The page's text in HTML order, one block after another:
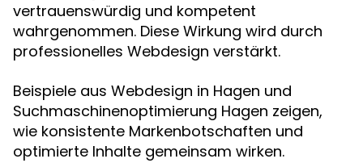
vertrauenswürdig und kompetent
wahrgenommen. Diese Wirkung wird durch
professionelles Webdesign verstärkt.
Beispiele aus Webdesign in Hagen und
Suchmaschinenoptimierung Hagen zeigen,
wie konsistente Markenbotschaften und
optimierte Inhalte gemeinsam wirken.